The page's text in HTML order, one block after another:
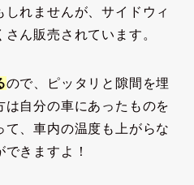
れませんが、サイドウィ
ん販売されています。
ので、ピッタリと隙間を埋
自分の車にあったものを
、車内の温度も上がらな
きますよ！